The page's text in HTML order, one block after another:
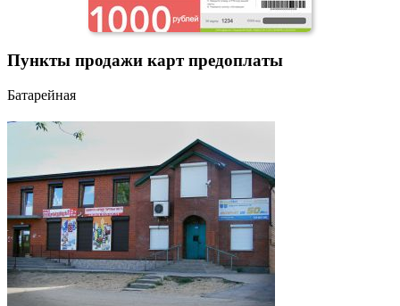
Пункты продажи карт предоплаты
Батарейная